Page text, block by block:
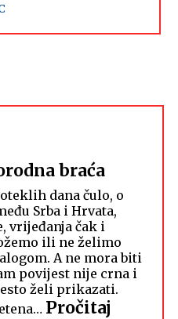
braća
dana čulo, o
Srba i Hrvata,
vrijeđanja čak i
ili ne želimo
A ne mora biti
povijest nije crna i
želi prikazati.
Pročitaj